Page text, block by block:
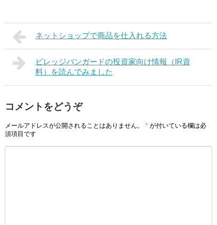
ネットショップで商品を仕入れる方法
ビレッジバンガードの投資家向け情報（IR資
料）を読んでみました
コメントをどうぞ
メールアドレスが公開されることはありません。 * が付いている欄は必
須項目です